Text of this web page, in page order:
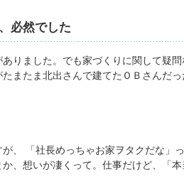
必然でした
りました。でも家づくりに関して疑
またま北出さんで建てたＯＢさんだ
、 「社長めっちゃお家ヲタクだな」
、想いが凄くって。仕事だけど、「